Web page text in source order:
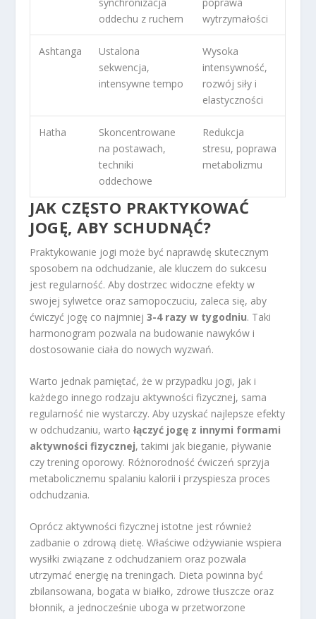
oddechu z ruchem
wytrzymałości
Ashtanga
Ustalona
sekwencja,
intensywne tempo
Wysoka
intensywność,
rozwój siły i
elastyczności
Hatha
Skoncentrowane
na postawach,
techniki
oddechowe
Redukcja
stresu, poprawa
metabolizmu
JAK CZĘSTO PRAKTYKOWAĆ
JOGĘ, ABY SCHUDNĄĆ?
Praktykowanie jogi może być naprawdę skutecznym
sposobem na odchudzanie, ale kluczem do sukcesu
jest regularność. Aby dostrzec widoczne efekty w
swojej sylwetce oraz samopoczuciu, zaleca się, aby
ćwiczyć jogę co najmniej3-4 razy w tygodniu. Taki
harmonogram pozwala na budowanie nawyków i
dostosowanie ciała do nowych wyzwań.
Warto jednak pamiętać, że w przypadku jogi, jak i
każdego innego rodzaju aktywności fizycznej, sama
regularność nie wystarczy. Aby uzyskać najlepsze efekty
w odchudzaniu, wartołączyć jogę z innymi formami
aktywności fizycznej, takimi jak bieganie, pływanie
czy trening oporowy. Różnorodność ćwiczeń sprzyja
metabolicznemu spalaniu kalorii i przyspiesza proces
odchudzania.
Oprócz aktywności fizycznej istotne jest również
zadbanie o zdrową dietę. Właściwe odżywianie wspiera
wysiłki związane z odchudzaniem oraz pozwala
utrzymać energię na treningach. Dieta powinna być
zbilansowana, bogata w białko, zdrowe tłuszcze oraz
błonnik, a jednocześnie uboga w przetworzone